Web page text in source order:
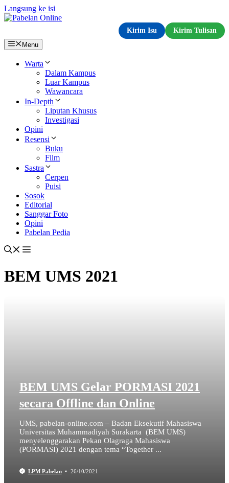
Langsung ke isi
Kirim Isu
Kirim Tulisan
Menu
Warta
Dalam Kampus
Luar Kampus
Wawancara
In-Depth
Liputan Khusus
Investigasi
Opini
Resensi
Buku
Film
Sastra
Cerpen
Puisi
Sosok
Editorial
Sanggar Foto
Opini
Pabelan Pedia
BEM UMS 2021
BEM UMS Gelar PORMASI 2021
secara Offline dan Online
UMS, pabelan-online.com – Badan Eksekutif Mahasiswa
Universitas Muhammadiyah Surakarta (BEM UMS)
menyelenggarakan Pekan Olagraga Mahasiswa
(PORMASI) 2021 dengan tema “Together ...
LPM Pabelan 26/10/2021